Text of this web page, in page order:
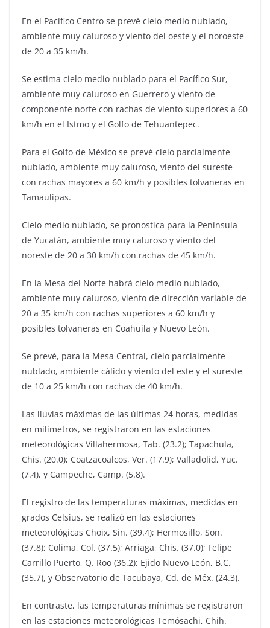
En el Pacífico Centro se prevé cielo medio nublado,
ambiente muy caluroso y viento del oeste y el noroeste
de 20 a 35 km/h.
Se estima cielo medio nublado para el Pacífico Sur,
ambiente muy caluroso en Guerrero y viento de
componente norte con rachas de viento superiores a 60
km/h en el Istmo y el Golfo de Tehuantepec.
Para el Golfo de México se prevé cielo parcialmente
nublado, ambiente muy caluroso, viento del sureste
con rachas mayores a 60 km/h y posibles tolvaneras en
Tamaulipas.
Cielo medio nublado, se pronostica para la Península
de Yucatán, ambiente muy caluroso y viento del
noreste de 20 a 30 km/h con rachas de 45 km/h.
En la Mesa del Norte habrá cielo medio nublado,
ambiente muy caluroso, viento de dirección variable de
20 a 35 km/h con rachas superiores a 60 km/h y
posibles tolvaneras en Coahuila y Nuevo León.
Se prevé, para la Mesa Central, cielo parcialmente
nublado, ambiente cálido y viento del este y el sureste
de 10 a 25 km/h con rachas de 40 km/h.
Las lluvias máximas de las últimas 24 horas, medidas
en milímetros, se registraron en las estaciones
meteorológicas Villahermosa, Tab. (23.2); Tapachula,
Chis. (20.0); Coatzacoalcos, Ver. (17.9); Valladolid, Yuc.
(7.4), y Campeche, Camp. (5.8).
El registro de las temperaturas máximas, medidas en
grados Celsius, se realizó en las estaciones
meteorológicas Choix, Sin. (39.4); Hermosillo, Son.
(37.8); Colima, Col. (37.5); Arriaga, Chis. (37.0); Felipe
Carrillo Puerto, Q. Roo (36.2); Ejido Nuevo León, B.C.
(35.7), y Observatorio de Tacubaya, Cd. de Méx. (24.3).
En contraste, las temperaturas mínimas se registraron
en las estaciones meteorológicas Temósachi, Chih.